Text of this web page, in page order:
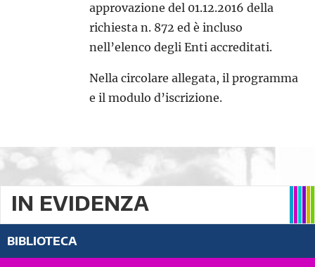
approvazione del 01.12.2016 della
richiesta n. 872 ed è incluso
nell’elenco degli Enti accreditati.
Nella circolare allegata, il programma
e il modulo d’iscrizione.
IN EVIDENZA
BIBLIOTECA